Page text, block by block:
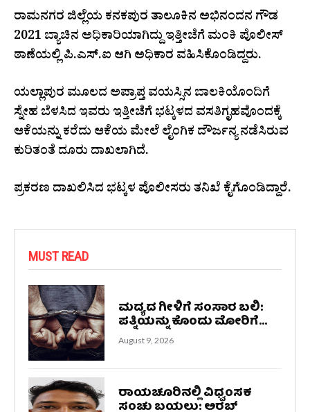
ರಾಮನಗರ ಜಿಲ್ಲೆಯ ಕನಕಪುರ ತಾಲೂಕಿನ ಅಭಿನಂದನ ಗೌಡ
2021 ಬ್ಯಾಚಿನ ಅಧಿಕಾರಿಯಾಗಿದ್ದು ಇತ್ತೀಚೆಗೆ ಮಂಕಿ ಪೊಲೀಸ್
ಠಾಣೆಯಲ್ಲಿ ಪಿ.ಎಸ್.ಐ ಆಗಿ ಅಧಿಕಾರ ವಹಿಸಿಕೊಂಡಿದ್ದರು.
ಯಲ್ಲಾಪುರ ಮೂಲದ ಅಪ್ರಾಪ್ತ ವಯಸ್ಸಿನ ಬಾಲಕಿಯೊಂದಿಗೆ
ಸ್ನೇಹ ಬೆಳಸಿದ ಇವರು ಇತ್ತೀಚೆಗೆ ಭಟ್ಕಳದ ವಸತಿಗೃಹವೊಂದಕ್ಕೆ
ಆಕೆಯನ್ನು ಕರೆದು ಆಕೆಯ ಮೇಲೆ ಲೈಂಗಿಕ ದೌರ್ಜನ್ಯ ನಡೆಸಿರುವ
ಕುರಿತಂತೆ ದೂರು ದಾಖಲಾಗಿದೆ.
ಪ್ರಕರಣ ದಾಖಲಿಸಿದ ಭಟ್ಕಳ ಪೊಲೀಸರು ತನಿಖೆ ಕೈಗೊಂಡಿದ್ದಾರೆ.
MUST READ
ಮದ್ಯದ ಗೀಳಿಗೆ ಸಂಸಾರ ಬಲಿ:
ಪತ್ನಿಯನ್ನು ಕೊಂದು ಮೋರಿಗೆ...
August 9, 2026
ರಾಯಚೂರಿನಲ್ಲಿ ವಿಧ್ವಂಸಕ
ಸಂಚು ಬಯಲು: ಅರಬ್